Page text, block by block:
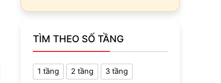
TÌM THEO SỐ TẦNG
1 tầng 2 tầng 3 tầng